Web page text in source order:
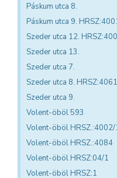
Páskum utca 8.
Páskum utca 9.
Szeder utca 12.
Szeder utca 13.
Szeder utca 7.
Szeder utca 8. HRSZ:4061
Szeder utca 9.
Volent-öböl 593
Volent-öböl
Volent-öböl HRSZ.:4084
Volent-öböl HRSZ:04/1
Volent-öböl HRSZ:1